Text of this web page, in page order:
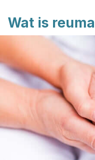
Wat is